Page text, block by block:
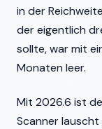
in der
der eigentlich
sollte, war mit
Monaten leer.
Mit 2026.6 ist
Scanner